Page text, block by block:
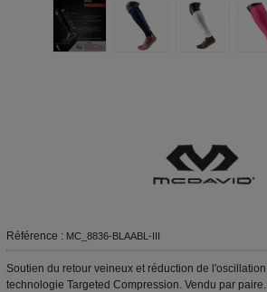
Référence : MC_8836-BLAABL-III
Soutien du retour veineux et réduction de
technologie Targeted Compression. Vendu par paire.